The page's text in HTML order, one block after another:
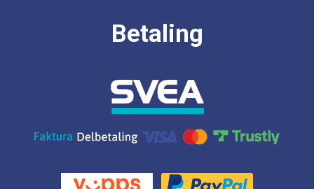
Betaling